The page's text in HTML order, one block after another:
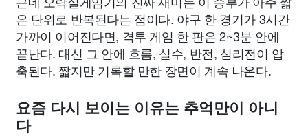
은 단위로 반복된다는 점이다. 야구 한 경기가 3시간
가까이 이어진다면, 격투 게임 한 판은 2~3분 안에
끝난다. 대신 그 안에 흐름, 실수, 반전, 심리전이 압
축된다. 짧지만 기록할 만한 장면이 계속 나온다.
요즘 다시 보이는 이유는 추억만이 아니
다